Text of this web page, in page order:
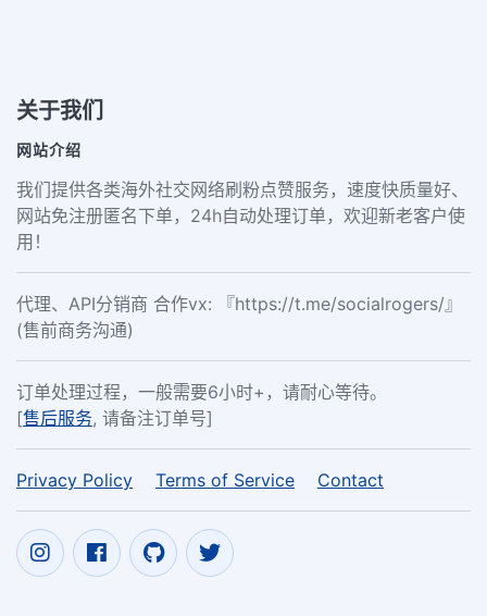
关于我们
网站介绍
我们提供各类海外社交网络刷粉点赞服务，速度快质量好、
网站免注册匿名下单，24h自动处理订单，欢迎新老客户使
用！
代理、API分销商 合作vx: 『https://t.me/socialrogers/』
(售前商务沟通)
订单处理过程，一般需要6小时+，请耐心等待。
[售后服务, 请备注订单号]
Privacy Policy Terms of Service Contact